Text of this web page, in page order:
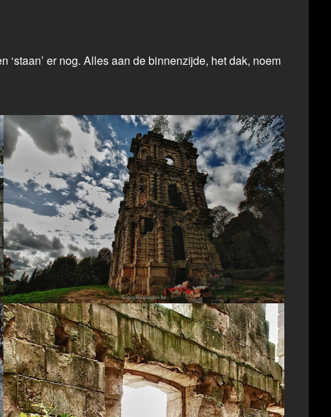
er nog. Alles aan de binnenzijde, het dak, noem